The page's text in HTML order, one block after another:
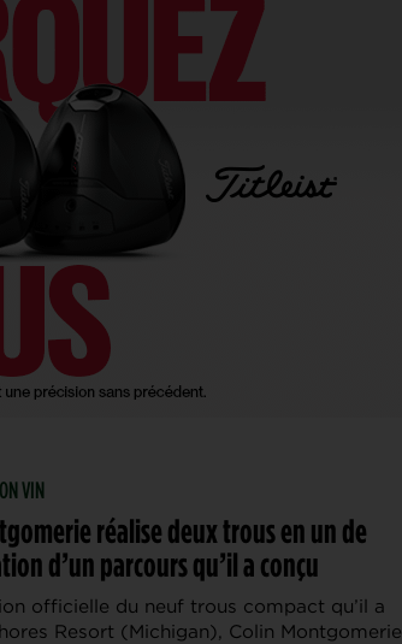
VIN
réalise deux trous en un de
d’un parcours qu’il a conçu
officielle du neuf trous compact qu’il a
Resort (Michigan), Colin Montgomerie